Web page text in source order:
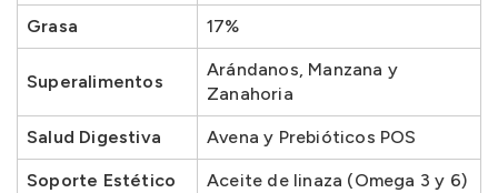
Grasa 17%
Superalimentos
Arándanos, Manzana y
Zanahoria
Salud Digestiva Avena y Prebióticos POS
Soporte Estético Aceite de linaza (Omega 3 y 6)